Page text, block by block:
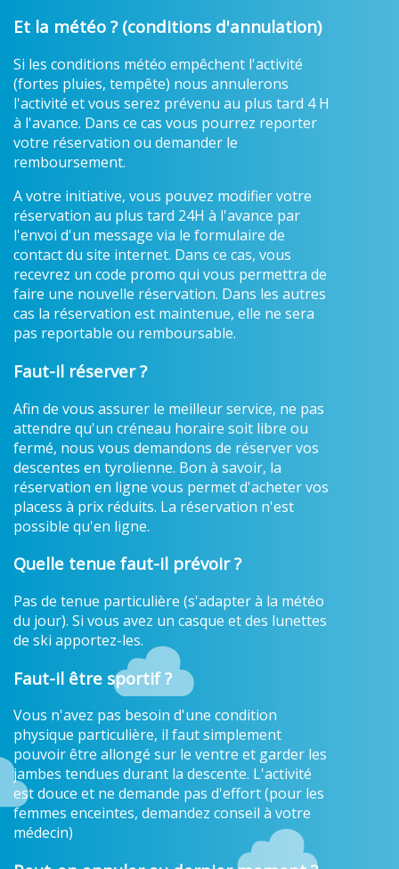
Et la météo ? (conditions d'annulation)
Si les conditions météo empêchent l'activité
(fortes pluies, tempête) nous annulerons
l'activité et vous serez prévenu au plus tard 4 H
à l'avance. Dans ce cas vous pourrez reporter
votre réservation ou demander le
remboursement.
A votre initiative, vous pouvez modifier votre
réservation au plus tard 24H à l'avance par
l'envoi d'un message via le formulaire de
contact du site internet. Dans ce cas, vous
recevrez un code promo qui vous permettra de
faire une nouvelle réservation. Dans les autres
cas la réservation est maintenue, elle ne sera
pas reportable ou remboursable.
Faut-il réserver ?
Afin de vous assurer le meilleur service, ne pas
attendre qu'un créneau horaire soit libre ou
fermé, nous vous demandons de réserver vos
descentes en tyrolienne. Bon à savoir, la
réservation en ligne vous permet d'acheter vos
placess à prix réduits. La réservation n'est
possible qu'en ligne.
Quelle tenue faut-il prévoir ?
Pas de tenue particulière (s'adapter à la météo
du jour). Si vous avez un casque et des lunettes
de ski apportez-les.
Faut-il être sportif ?
Vous n'avez pas besoin d'une condition
physique particulière, il faut simplement
pouvoir être allongé sur le ventre et garder les
jambes tendues durant la descente. L'activité
est douce et ne demande pas d'effort (pour les
femmes enceintes, demandez conseil à votre
médecin)